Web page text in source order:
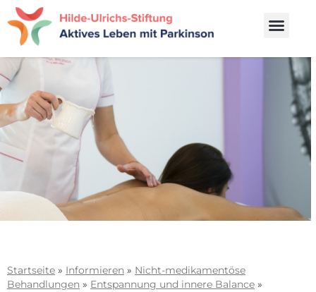
Startseite » Informieren » Nicht-medikamentöse
Behandlungen » Entspannung und innere Balance »